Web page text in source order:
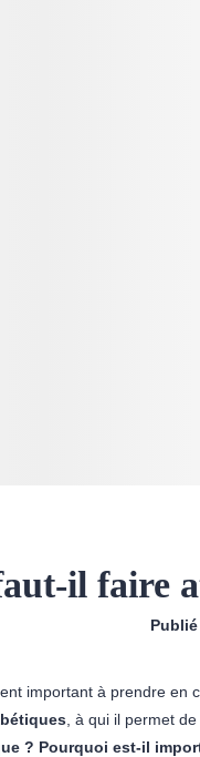
il faire
important à prendre en
, à qui il permet
? Pourquoi est-il